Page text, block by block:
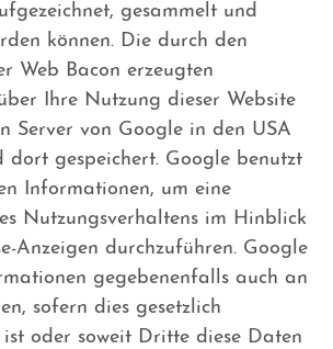
gesammelt und
können. Die durch den
Web Bacon erzeugten
Ihre Nutzung dieser Website
Server von Google in den USA
dort gespeichert. Google benutzt
Informationen, um eine
Nutzungsverhaltens im Hinblick
Anzeigen durchzuführen. Google
gegebenenfalls auch an
sofern dies gesetzlich
ist oder soweit Dritte diese Daten